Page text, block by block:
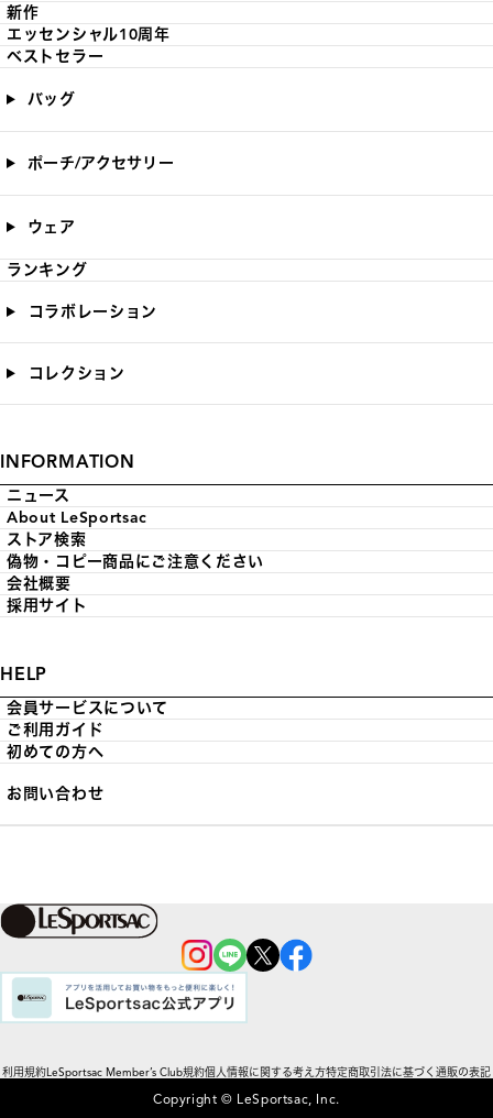
新作
エッセンシャル10周年
ベストセラー
バッグ
ポーチ/アクセサリー
ウェア
ランキング
コラボレーション
コレクション
INFORMATION
ニュース
About LeSportsac
ストア検索
偽物・コピー商品にご注意ください
会社概要
採用サイト
HELP
会員サービスについて
ご利用ガイド
初めての方へ
お問い合わせ
利用規約LeSportsac Member’s Club規約個人情報に関する考え方特定商取引法に基づく通販の表記
Copyright © LeSportsac, Inc.